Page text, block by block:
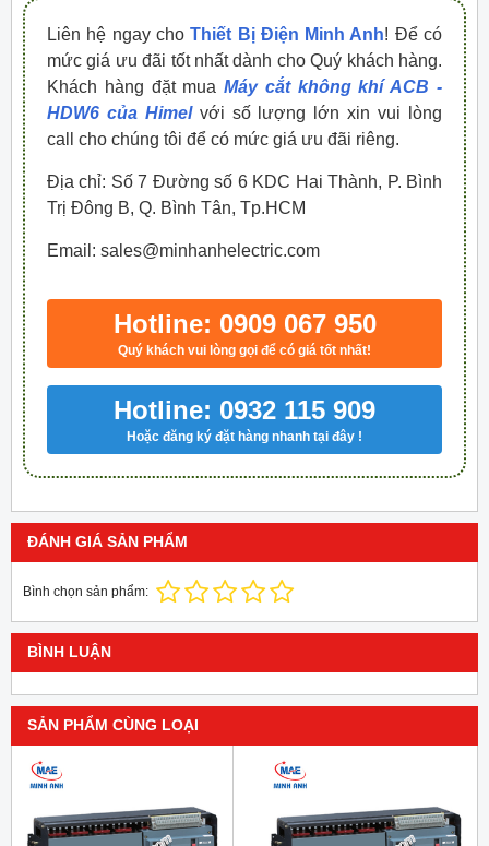
Liên hệ ngay choThiết Bị Điện Minh Anh! Để có
mức giá ưu đãi tốt nhất dành cho Quý khách hàng.
Khách hàng đặt muaMáy cắt không khí ACB -
HDW6 của Himel với số lượng lớn xin vui lòng
call cho chúng tôi để có mức giá ưu đãi riêng.
Địa chỉ: Số 7 Đường số 6 KDC Hai Thành, P. Bình
Trị Đông B, Q. Bình Tân, Tp.HCM
Email: sales@minhanhelectric.com
Hotline: 0909 067 950
Quý khách vui lòng gọi để có giá tốt nhất!
Hotline: 0932 115 909
Hoặc đăng ký đặt hàng nhanh tại đây !
ĐÁNH GIÁ SẢN PHẨM
Bình chọn sản phẩm:
BÌNH LUẬN
SẢN PHẨM CÙNG LOẠI